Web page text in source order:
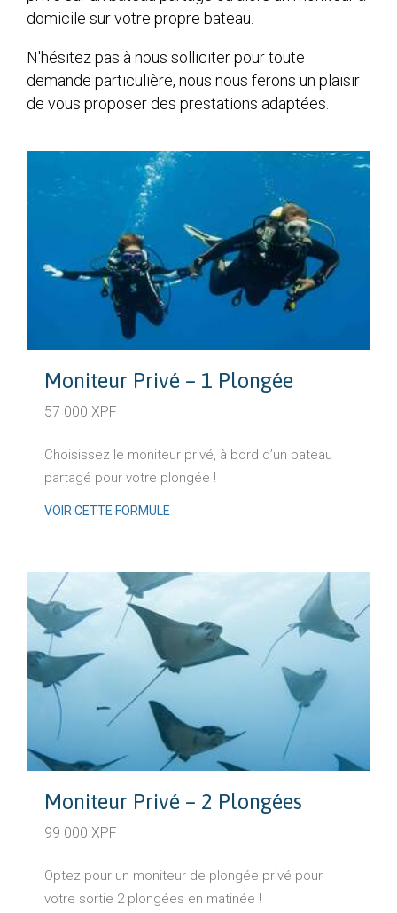
domicile sur votre propre bateau.
N'hésitez pas à nous solliciter pour toute
demande particulière, nous nous ferons un plaisir
de vous proposer des prestations adaptées.
Moniteur Privé – 1 Plongée
57 000 XPF
Choisissez le moniteur privé, à bord d’un bateau
partagé pour votre plongée !
VOIR CETTE FORMULE
Moniteur Privé – 2 Plongées
99 000 XPF
Optez pour un moniteur de plongée privé pour
votre sortie 2 plongées en matinée !